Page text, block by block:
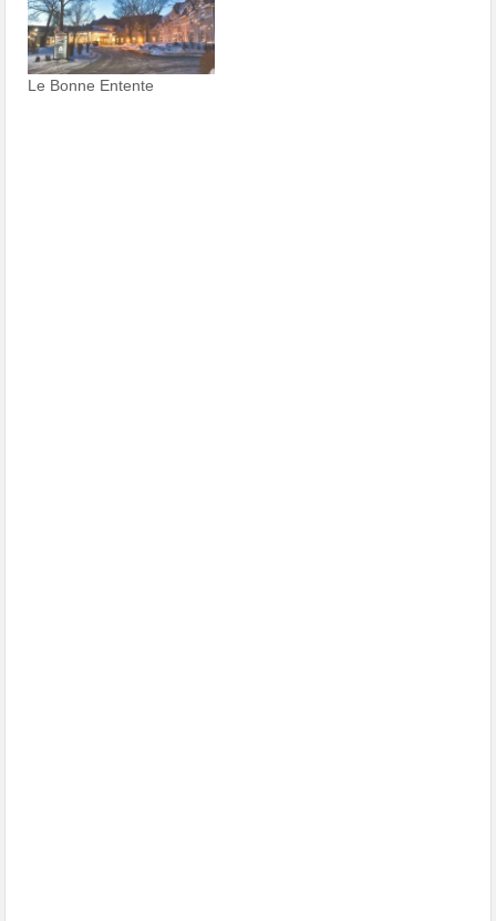
Le Bonne Entente